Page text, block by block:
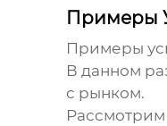
Примеры
Примеры
В данном
с рынком.
Рассмотрим